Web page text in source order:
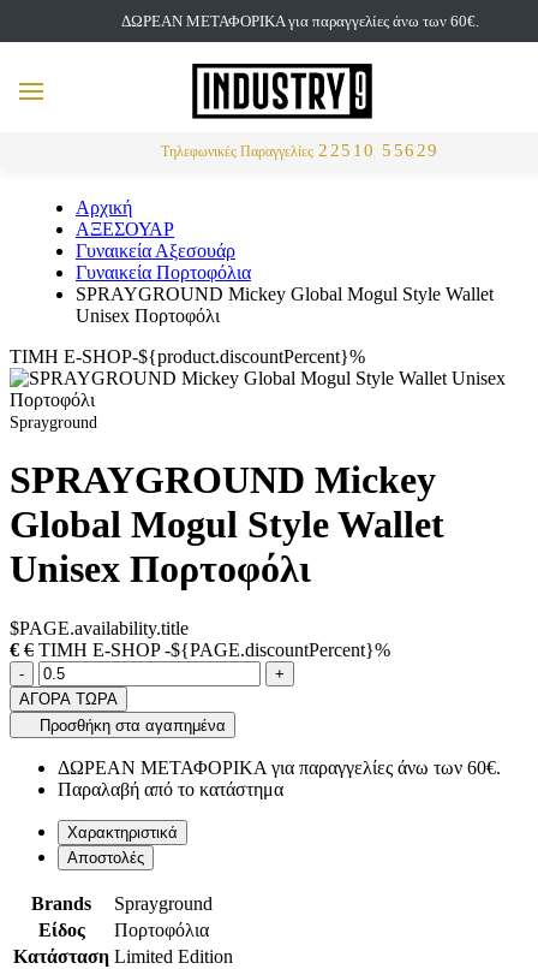
ΔΩΡΕΑΝ ΜΕΤΑΦΟΡΙΚΑ για παραγγελίες άνω των 60€.
Τηλεφωνικές Παραγγελίες 22510 55629
MENU
Αρχική
ΑΞΕΣΟΥΑΡ
Γυναικεία Αξεσουάρ
Γυναικεία Πορτοφόλια
SPRAYGROUND Mickey Global Mogul Style Wallet
Unisex Πορτοφόλι
ΤΙΜΗ E-SHOP-${product.discountPercent}%
Sprayground
SPRAYGROUND Mickey
Global Mogul Style Wallet
Unisex Πορτοφόλι
$PAGE.availability.title
€ € ΤΙΜΗ E-SHOP -${PAGE.discountPercent}%
Ποσότητα
-product.increase.quantity +
ΑΓΟΡΑ ΤΩΡΑ
Προσθήκη στα αγαπημένα
ΔΩΡΕΑΝ ΜΕΤΑΦΟΡΙΚΑ για παραγγελίες άνω των 60€.
Παραλαβή από το κατάστημα
Χαρακτηριστικά
Αποστολές
Brands
Sprayground
Είδος
Πορτοφόλια
Κατάσταση Limited Edition